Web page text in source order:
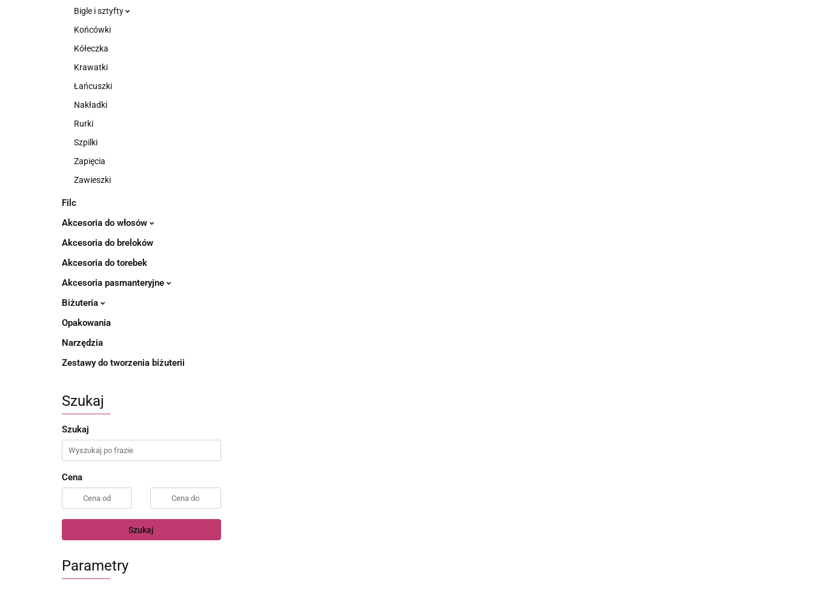
Bigle i sztyfty
Końcówki
Kółeczka
Krawatki
Łańcuszki
Nakładki
Rurki
Szpilki
Zapięcia
Zawieszki
Filc
Akcesoria do włosów
Akcesoria do breloków
Akcesoria do torebek
Akcesoria pasmanteryjne
Biżuteria
Opakowania
Narzędzia
Zestawy do tworzenia biżuterii
Szukaj
Szukaj
Cena
Szukaj
Parametry